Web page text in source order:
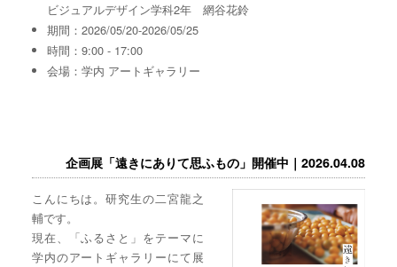
ビジュアルデザイン学科2年 網谷花鈴
期間：2026/05/20-2026/05/25
時間：9:00 - 17:00
会場：学内 アートギャラリー
企画展「遠きにありて思ふもの」開催中｜2026.04.08
こんにちは。研究生の二宮龍之
輔です。
現在、「ふるさと」をテーマに
学内のアートギャラリーにて展